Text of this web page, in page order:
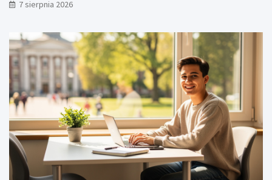
7 sierpnia 2026